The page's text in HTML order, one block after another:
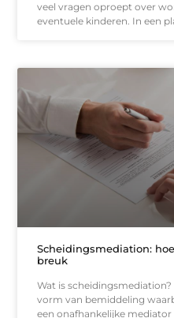
veel vragen oproept over
eventuele kinderen. In een
Scheidingsmediation:
breuk
Wat is
vorm van bemiddeling
een onafhankelijke